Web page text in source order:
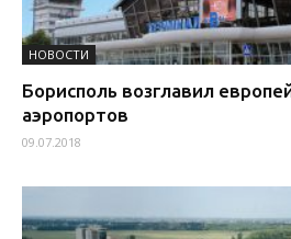
НОВОСТИ
Борисполь возглавил
аэропортов
09.07.2018